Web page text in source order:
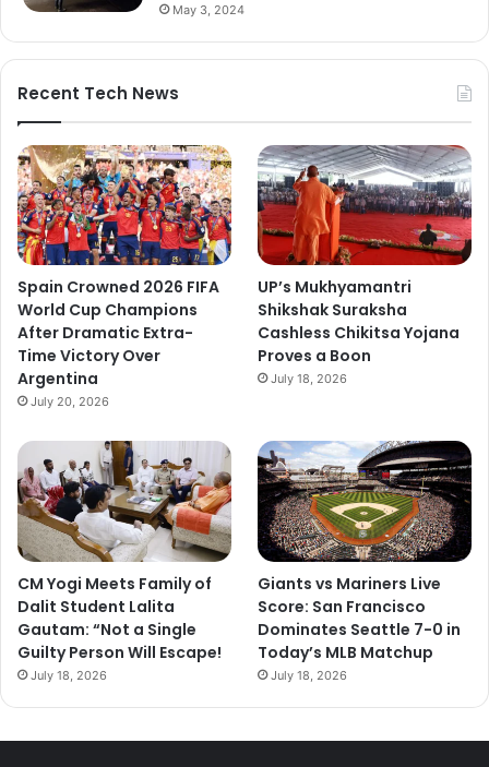
May 3, 2024
Recent Tech News
Spain Crowned 2026 FIFA
World Cup Champions
After Dramatic Extra-
Time Victory Over
Argentina
July 20, 2026
UP’s Mukhyamantri
Shikshak Suraksha
Cashless Chikitsa Yojana
Proves a Boon
July 18, 2026
CM Yogi Meets Family of
Dalit Student Lalita
Gautam: “Not a Single
Guilty Person Will Escape!
July 18, 2026
Giants vs Mariners Live
Score: San Francisco
Dominates Seattle 7-0 in
Today’s MLB Matchup
July 18, 2026